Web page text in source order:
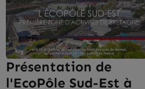
Présentation de
l'EcoPôle Sud-Est à